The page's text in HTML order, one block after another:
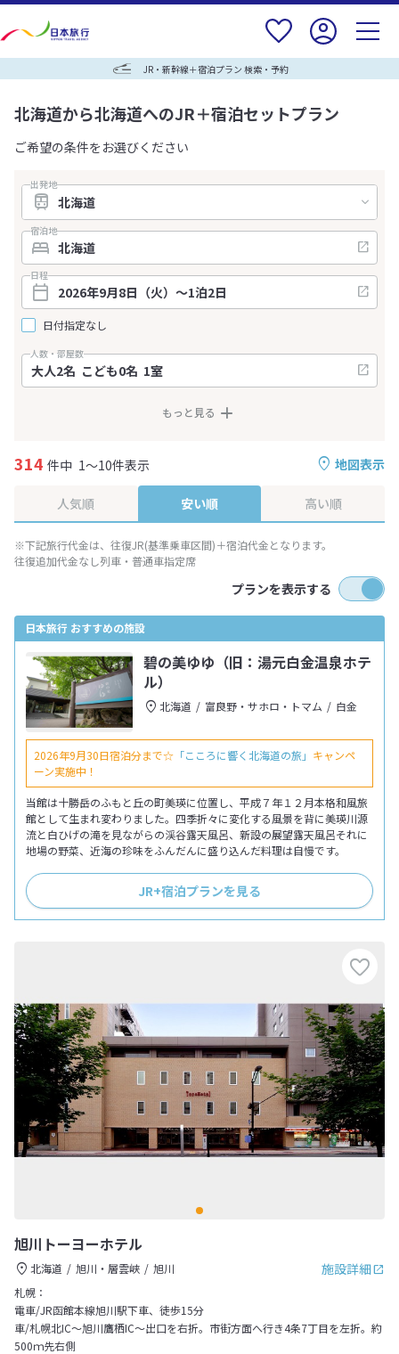
JR・新幹線＋宿泊プラン 検索・予約
北海道から北海道へのJR＋宿泊セットプラン
ご希望の条件をお選びください
出発地
宿泊地
日程
日付指定なし
人数・部屋数
もっと見る
地図表示
314 件中 1～10件表示
人気順 安い順 高い順
※下記旅行代金は、往復JR(基準乗車区間)＋宿泊代金となります。
往復追加代金なし列車・普通車指定席
プランを表示する
日本旅行 おすすめの施設
碧の美ゆゆ（旧：湯元白金温泉ホテ
ル）
北海道 富良野・サホロ・トマム 白金
2026年9月30日宿泊分まで☆ 「こころに響く北海道の旅」 キャンペ
ーン実施中！
当館は十勝岳のふもと丘の町美瑛に位置し、平成７年１２月本格和風旅
館として生まれ変わりました。四季折々に変化する風景を背に美瑛川源
流と白ひげの滝を見ながらの渓谷露天風呂、新設の展望露天風呂それに
地場の野菜、近海の珍味をふんだんに盛り込んだ料理は自慢です。
JR+宿泊プランを見る
旭川トーヨーホテル
施設詳細
北海道 旭川・層雲峡
旭川
札幌：
電車/JR函館本線旭川駅下車、徒歩15分
車/札幌北IC～旭川鷹栖IC～出口を右折。市街方面へ行き4条7丁目を左折。約
500ｍ先右側